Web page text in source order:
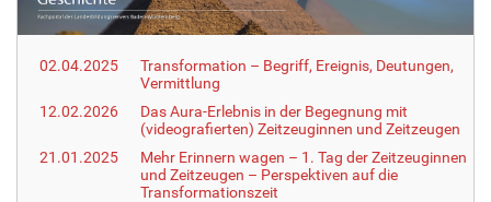
r
e
02.04.2025
Transformation – Begriff, Ereignis, Deutungen,
Vermittlung
12.02.2026
Das Aura-Erlebnis in der Begegnung mit
(videografierten) Zeitzeuginnen und Zeitzeugen
21.01.2025
Mehr Erinnern wagen – 1. Tag der Zeitzeuginnen
und Zeitzeugen – Perspektiven auf die
Transformationszeit